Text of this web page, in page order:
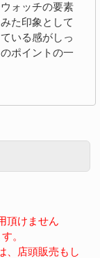
ォッチの要素
た印象として
いる感がしっ
ポイントの一
頂けません
。
、店頭販売もし